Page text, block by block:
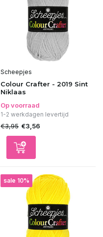
Scheepjes
Colour Crafter - 2019 Sint
Niklaas
Op voorraad
1-2 werkdagen levertijd
€3,95 €3,56
sale 10%